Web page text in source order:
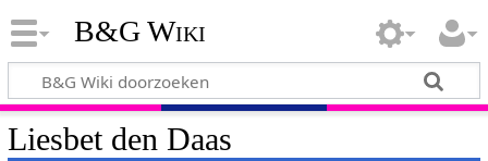
B&G Wiki
Liesbet den Daas